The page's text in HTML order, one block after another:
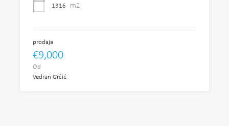
1316 m2
prodaja
€9,000
Od
Vedran Grčić